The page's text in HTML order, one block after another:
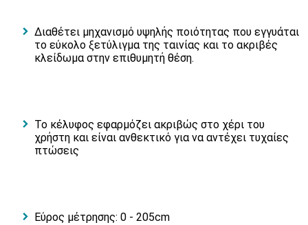
Διαθέτει μηχανισμό υψηλής ποιότητας που εγγυάται
το εύκολο ξετύλιγμα της ταινίας και το ακριβές
κλείδωμα στην επιθυμητή θέση.
Το κέλυφος εφαρμόζει ακριβώς στο χέρι του
χρήστη και είναι ανθεκτικό για να αντέχει τυχαίες
πτώσεις
Εύρος μέτρησης: 0 - 205cm